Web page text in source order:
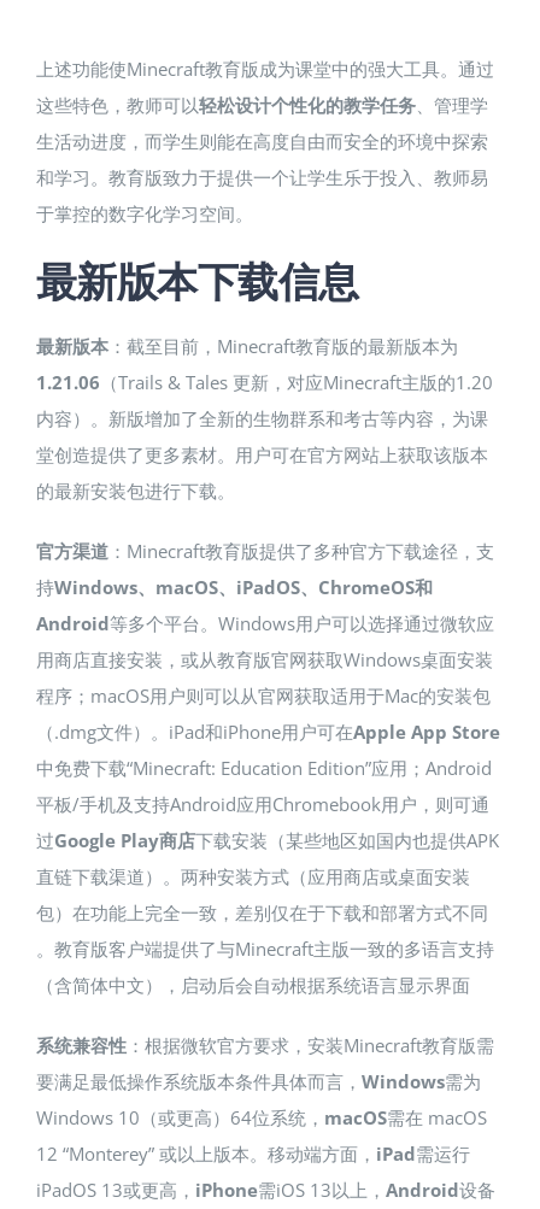
上述功能使Minecraft教育版成为课堂中的强大工具。通过
这些特色，教师可以轻松设计个性化的教学任务、管理学
生活动进度，而学生则能在高度自由而安全的环境中探索
和学习​。教育版致力于提供一个让学生乐于投入、教师易
于掌控的数字化学习空间。
最新版本下载信息
最新版本：截至目前，Minecraft教育版的最新版本为
1.21.06 （Trails & Tales 更新，对应Minecraft主版的1.20
内容）​。新版增加了全新的生物群系和考古等内容，为课
堂创造提供了更多素材。用户可在官方网站上获取该版本
的最新安装包进行下载。
官方渠道：Minecraft教育版提供了多种官方下载途径，支
持Windows、macOS、iPadOS、ChromeOS和
Android等多个平台​。Windows用户可以选择通过微软应
用商店直接安装，或从教育版官网获取Windows桌面安装
程序​；macOS用户则可以从官网获取适用于Mac的安装包
（.dmg文件）。iPad和iPhone用户可在Apple App Store
中免费下载“Minecraft: Education Edition”应用；Android
平板/手机及支持Android应用Chromebook用户，则可通
过Google Play商店下载安装（某些地区如国内也提供APK
直链下载渠道）​。两种安装方式（应用商店或桌面安装
包）在功能上完全一致，差别仅在于下载和部署方式不同​
。教育版客户端提供了与Minecraft主版一致的多语言支持
（含简体中文），启动后会自动根据系统语言显示界面​
系统兼容性：根据微软官方要求，安装Minecraft教育版需
要满足最低操作系统版本条件​具体而言， Windows需为
Windows 10（或更高）64位系统， macOS需在 macOS
12 “Monterey” 或以上版本​。移动端方面， iPad需运行
iPadOS 13或更高， iPhone需iOS 13以上， Android设备